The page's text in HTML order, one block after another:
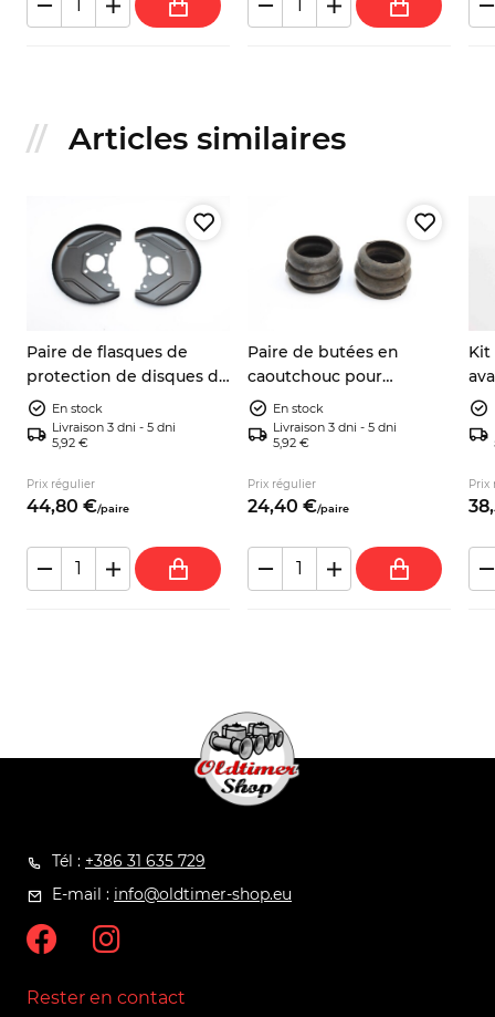
Articles similaires
Paire de flasques de
protection de disques de
frein avant gauche et
droite Fiat Panda 141 4x2
4x4 Lancia Y10 7602956
En stock
Livraison 3 dni - 5 dni
5,92 €
Prix régulier
44,80 €/paire
Paire de butées en
caoutchouc pour
amortisseurs avant A112
Fiat 127 Fiat 128 X1/9 Beta
4201143
En stock
Livraison 3 dni - 5 dni
5,92 €
Prix régulier
24,40 €/paire
Kit
Prix
38,
Tél : +386 31 635 729
E-mail : info@oldtimer-shop.eu
Rester en contact